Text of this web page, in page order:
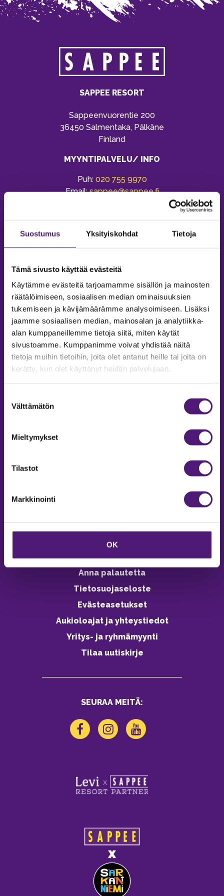
Suostumus Yksityiskohdat Tietoja
Tämä sivusto käyttää evästeitä
Käytämme evästeitä tarjoamamme sisällön ja mainosten
räätälöimiseen, sosiaalisen median ominaisuuksien
tukemiseen ja kävijämäärämme analysoimiseen. Lisäksi
jaamme sosiaalisen median, mainosalan ja analytiikka-
alan kumppaneillemme tietoja siitä, miten käytät
sivustoamme. Kumppanimme voivat yhdistää näitä
tietoja muihin tietoihin, joita olet antanut heille tai joita on
kerätty, kun olet käyttänyt heidän palvelujaan.
valinta
Välttämätön
Mieltymykset
Tilastot
Markkinointi
OK
SAPPEE RESORT
Sappeenvuorentie 200
36450 Salmentaka, Pälkäne
Finland
MYYNTIPALVELU/ INFO
Puh: 020 755 9970
Email:sappee@sappee.fi
MAJOITUS
Tiedustelut & Varaukset
Vastuullisuus
Ympäristöohjelma
Avoimet työpaikat
Anna palautetta
Tietosuojaseloste
Evästeasetukset
Aukioloajat ja yhteystiedot
Yritys- ja ryhmämyynti
Tilaa uutiskirje
SEURAA MEITÄ: